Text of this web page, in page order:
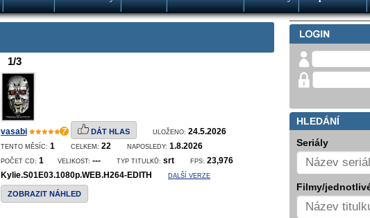
1/3
vasabi 7 DÁT HLAS ULOŽENO: 24.5.2026
TENTO MĚSÍC: 1 CELKEM: 22 NAPOSLEDY: 1.8.2026
POČET CD: 1 VELIKOST: --- TYP TITULKŮ: srt FPS: 23,976
Kylie.S01E03.1080p.WEB.H264-EDITH DALŠÍ VERZE
ZOBRAZIT NÁHLED
HLEDÁNÍ
Seriály
Filmy/